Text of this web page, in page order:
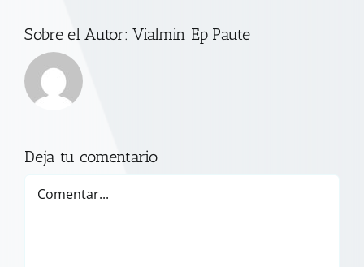
Sobre el Autor:Vialmin Ep Paute
Deja tu comentario